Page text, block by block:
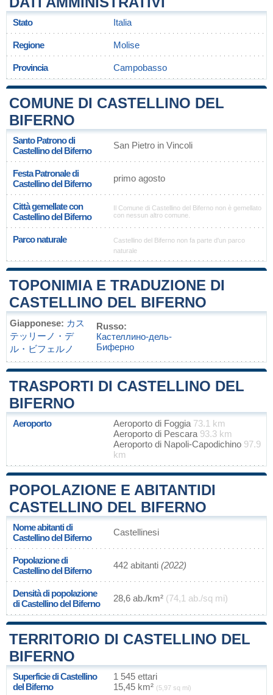
Stato Italia
Regione Molise
Provincia Campobasso
COMUNE DI CASTELLINO DEL
BIFERNO
Santo Patrono di
Castellino del Biferno
San Pietro in Vincoli
Festa Patronale di
Castellino del Biferno
primo agosto
Città gemellate con
Castellino del Biferno
Il Comune di Castellino del Biferno non è gemellato
con nessun altro comune.
Parco naturale
Castellino del Biferno non fa parte d'un parco
naturale
TOPONIMIA E TRADUZIONE DI
CASTELLINO DEL BIFERNO
Giapponese: カス
テッリーノ・デ
ル・ビフェルノ
Russo:
Кастеллино-дель-
Биферно
TRASPORTI DI CASTELLINO DEL
BIFERNO
Aeroporto Aeroporto di Foggia 73.1 km
Aeroporto di Pescara 93.3 km
Aeroporto di Napoli-Capodichino 97.9
km
POPOLAZIONE E ABITANTIDI
CASTELLINO DEL BIFERNO
Nome abitanti di
Castellino del Biferno
Castellinesi
Popolazione di
Castellino del Biferno
442 abitanti (2022)
Densità di popolazione
di Castellino del Biferno
28,6 ab./km² (74,1 ab./sq mi)
TERRITORIO DI CASTELLINO DEL
BIFERNO
Superficie di Castellino
del Biferno
1 545 ettari
15,45 km² (5,97 sq mi)